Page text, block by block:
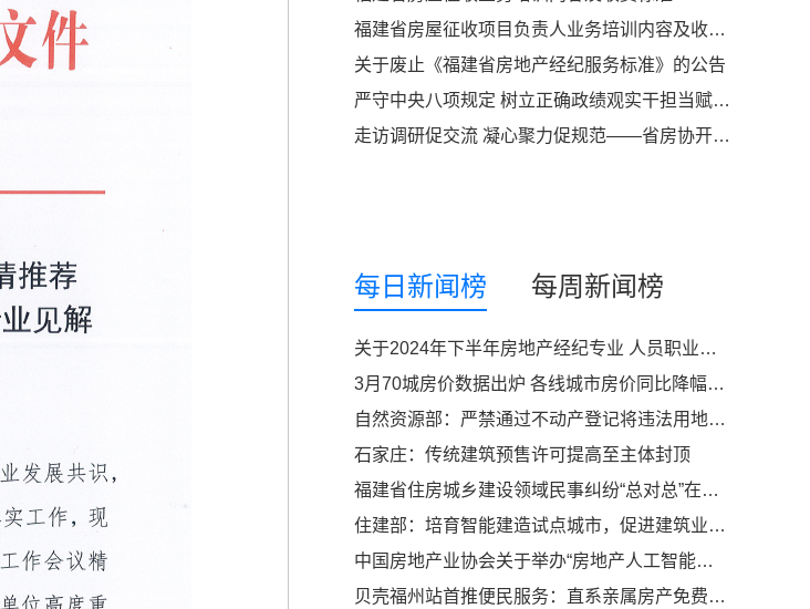
福建省房屋征收项目负责人业务培训内容及收费标准
关于废止《福建省房地产经纪服务标准》的公告
严守中央八项规定 树立正确政绩观实干担当赋能行业高质量发展——中共福建省住建厅社会组织第二支部委员会开展专题党课活动
走访调研促交流 凝心聚力促规范——省房协开市委走访贝壳找房（福州）开展座谈交流
每日新闻榜 每周新闻榜
关于2024年下半年房地产经纪专业 人员职业资格考试有关问题的通知
3月70城房价数据出炉 各线城市房价同比降幅继续收窄
自然资源部：严禁通过不动产登记将违法用地合法化
石家庄：传统建筑预售许可提高至主体封顶
福建省住房城乡建设领域民事纠纷“总对总”在线诉调对接工作经验交流座谈会在龙岩顺利召开
住建部：培育智能建造试点城市，促进建筑业转型升级
中国房地产业协会关于举办“房地产人工智能应用能力提升高级研修班”的通知
贝壳福州站首推便民服务：直系亲属房产免费过户